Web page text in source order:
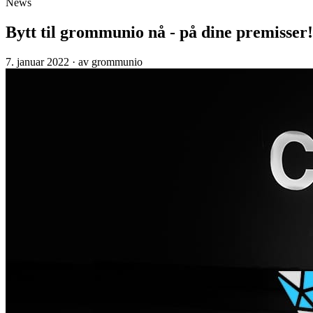
News
Bytt til grommunio nå - på dine premisser!
7. januar 2022 · av grommunio